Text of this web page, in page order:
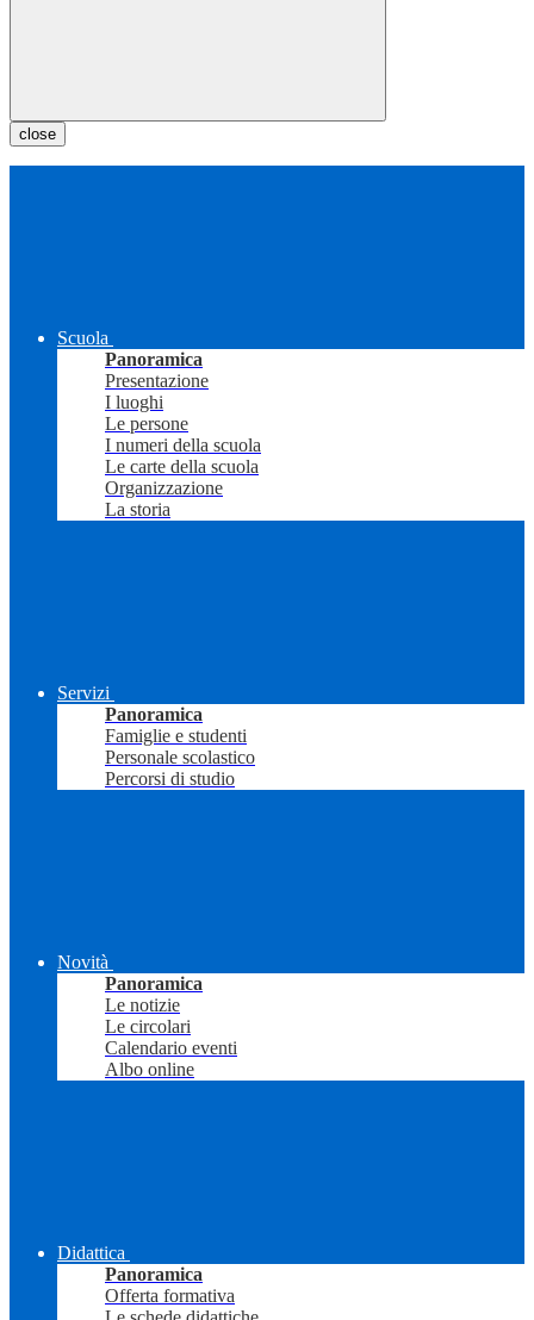
close
Scuola
Panoramica
Presentazione
I luoghi
Le persone
I numeri della scuola
Le carte della scuola
Organizzazione
La storia
Servizi
Panoramica
Famiglie e studenti
Personale scolastico
Percorsi di studio
Novità
Panoramica
Le notizie
Le circolari
Calendario eventi
Albo online
Didattica
Panoramica
Offerta formativa